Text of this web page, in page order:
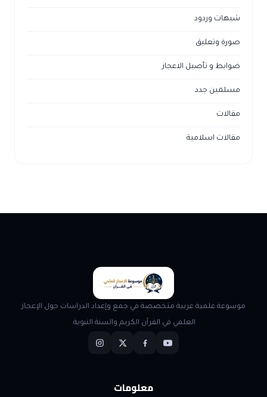
شبهات وردود
صورة وتعليق
ضوابط و تأصيل الاعجاز
مسلمين جدد
مقالات
مقالات اسلامية
موسوعة علمية عربية متخصصة في جمع وإعداد الدراسات حول الإعجاز
العلمي في القرآن الكريم والسنة النبوية.
معلومات